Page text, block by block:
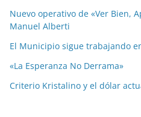
Nuevo operativo de «Ver Bien,
Manuel Alberti
El Municipio sigue trabajando
«La Esperanza No Derrama»
Criterio Kristalino y el dólar